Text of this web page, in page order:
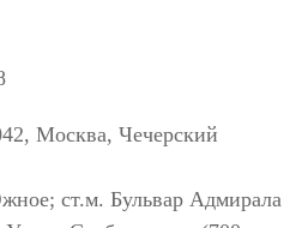
Москва, Чечерский
ст.м. Бульвар Адмирала